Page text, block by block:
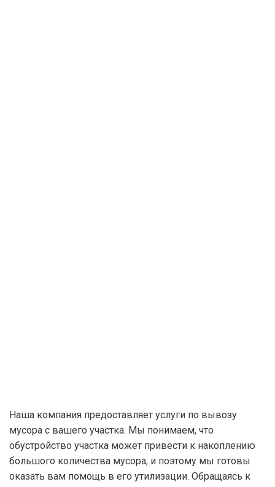
Наша компания предоставляет услуги по вывозу
мусора с вашего участка. Мы понимаем, что
обустройство участка может привести к накоплению
большого количества мусора, и поэтому мы готовы
оказать вам помощь в его утилизации. Обращаясь к